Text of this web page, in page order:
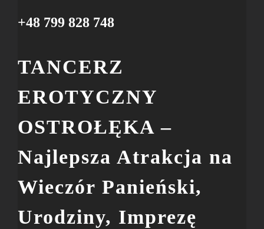
+48 799 828 748
TANCERZ
EROTYCZNY
OSTROŁĘKA –
Najlepsza Atrakcja na
Wieczór Panieński,
Urodziny, Imprezę